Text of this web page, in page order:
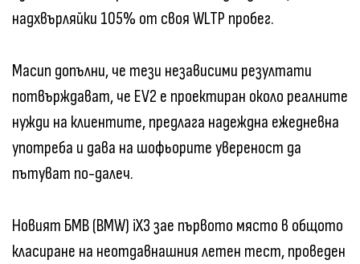
надхвърляйки 105% от своя WLTP пробег.
Масип допълни, че тези независими резултати
потвърждават, че EV2 е проектиран около реалните
нужди на клиентите, предлага надеждна ежедневна
употреба и дава на шофьорите увереност да
пътуват по-далеч.
Новият БМВ (BMW) iX3 зае първото място в общото
класиране на неотдавнашния летен тест, проведен